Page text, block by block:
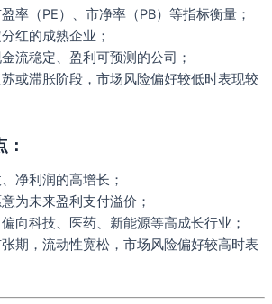
盈率（PE）、市净率（PB）等指标衡量；
红的成熟企业；
金流稳定、盈利可预测的公司；
或滞胀阶段，市场风险偏好较低时表现较
净利润的高增长；
意为未来盈利支付溢价；
偏向科技、医药、新能源等高成长行业；
期，流动性宽松，市场风险偏好较高时表